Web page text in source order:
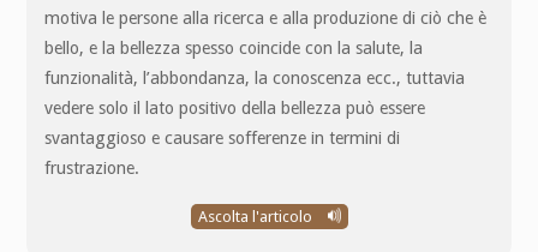
motiva le persone alla ricerca e alla produzione di ciò che è
bello, e la bellezza spesso coincide con la salute, la
funzionalità, l’abbondanza, la conoscenza ecc., tuttavia
vedere solo il lato positivo della bellezza può essere
svantaggioso e causare sofferenze in termini di
frustrazione.
Ascolta l'articolo